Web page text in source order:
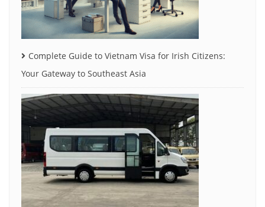
Complete Guide to Vietnam Visa for Irish Citizens:
Your Gateway to Southeast Asia